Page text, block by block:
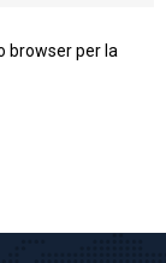
browser per la